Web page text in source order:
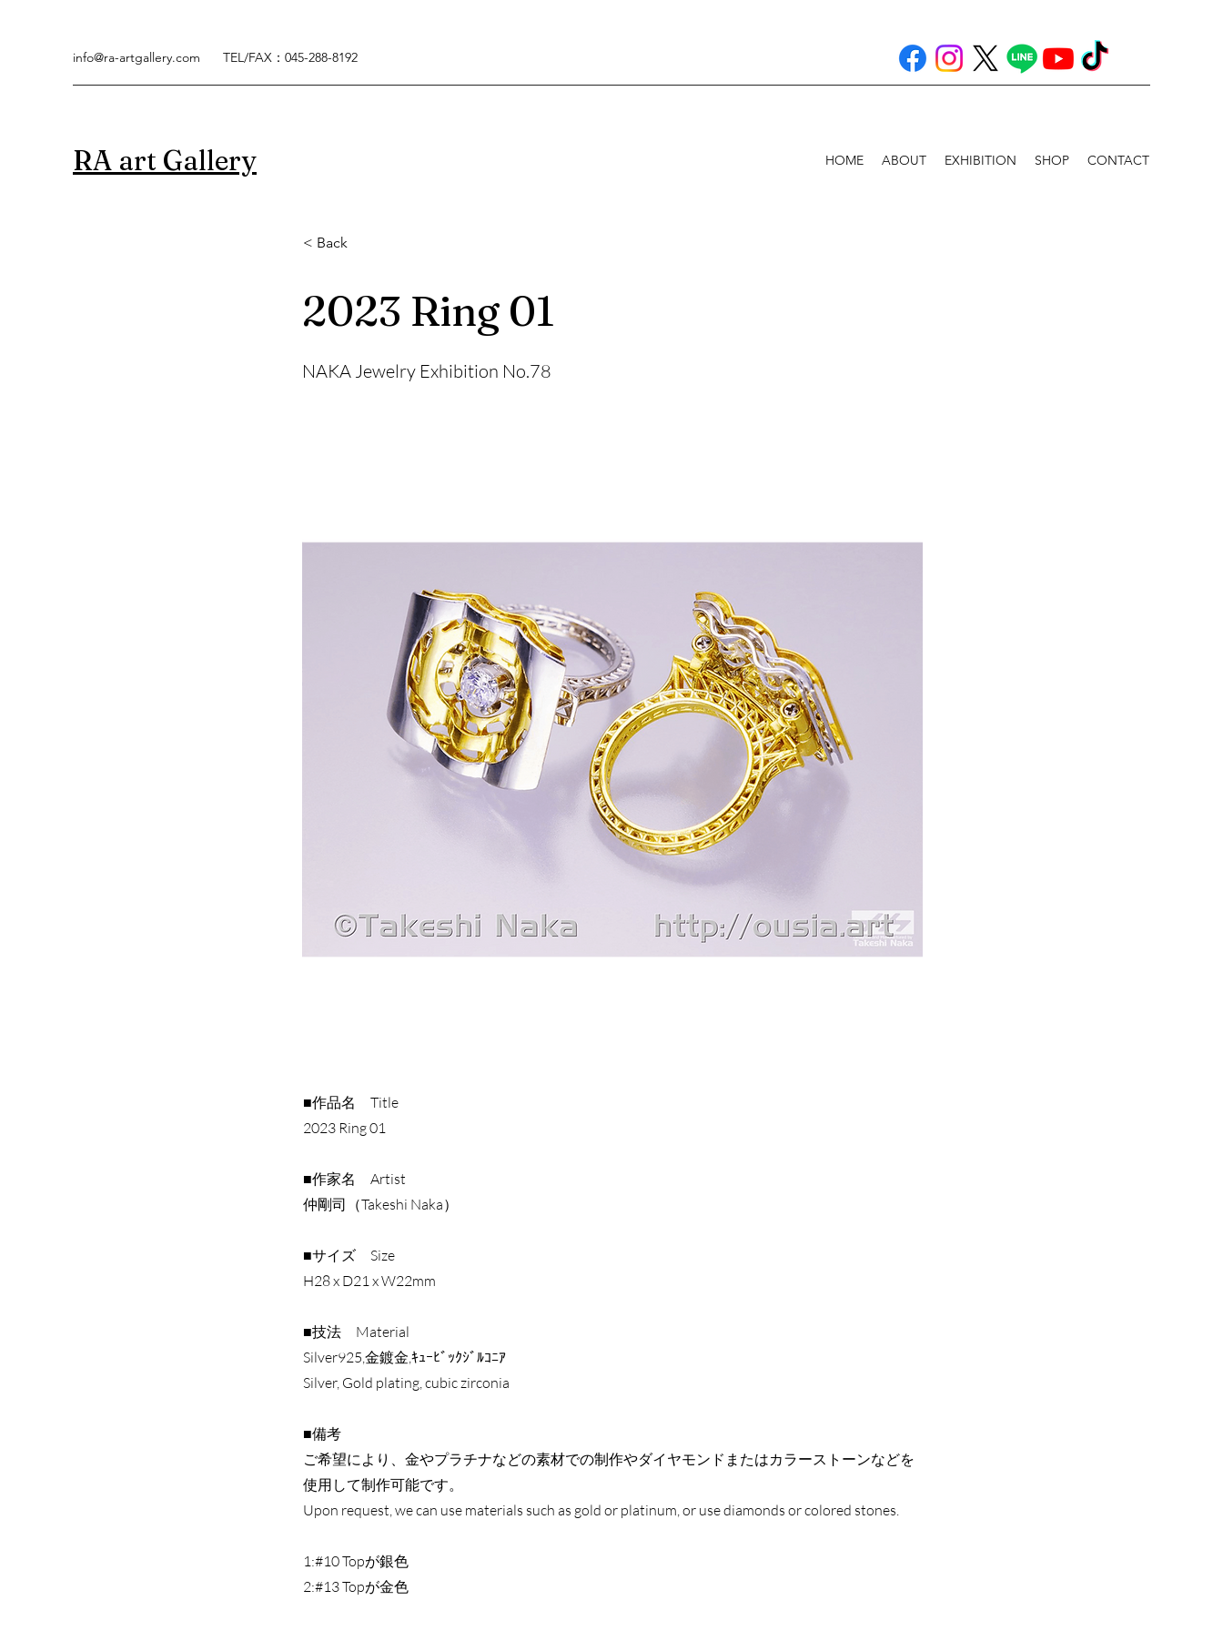
info@ra-artgallery.com TEL/FAX：045-288-8192
RA art Gallery HOME ABOUT EXHIBITION SHOP CONTACT
< Back
2023 Ring 01
NAKA Jewelry Exhibition No.78
■作品名 Title
2023 Ring 01
■作家名 Artist
仲剛司（Takeshi Naka）
■サイズ Size
H28 x D21 x W22mm
■技法 Material
Silver925,金鍍金,ｷｭｰﾋﾞｯｸｼﾞﾙｺﾆｱ
Silver, Gold plating, cubic zirconia
■備考
ご希望により、金やプラチナなどの素材での制作やダイヤモンドまたはカラーストーンなどを
使用して制作可能です。
Upon request, we can use materials such as gold or platinum, or use diamonds or colored stones.
1:#10 Topが銀色
2:#13 Topが金色